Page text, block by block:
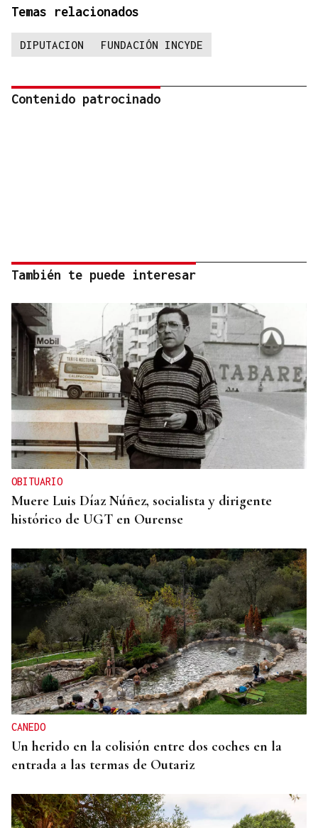
Temas relacionados
DIPUTACION FUNDACIÓN INCYDE
Contenido patrocinado
También te puede interesar
OBITUARIO
Muere Luis Díaz Núñez, socialista y dirigente
histórico de UGT en Ourense
CANEDO
Un herido en la colisión entre dos coches en la
entrada a las termas de Outariz